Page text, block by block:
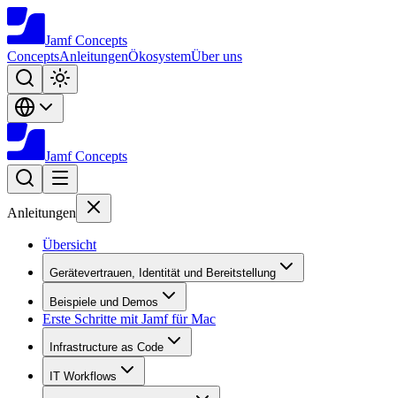
Jamf Concepts
ConceptsAnleitungenÖkosystemÜber uns
Jamf Concepts
Anleitungen
Übersicht
Gerätevertrauen, Identität und Bereitstellung
Beispiele und Demos
Erste Schritte mit Jamf für Mac
Infrastructure as Code
IT Workflows